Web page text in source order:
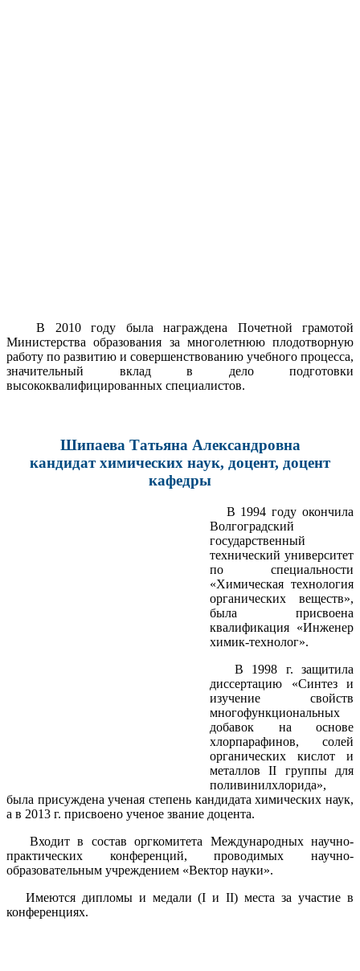
В 2010 году была награждена Почетной грамотой
Министерства образования за многолетнюю плодотворную
работу по развитию и совершенствованию учебного процесса,
значительный вклад в дело подготовки
высококвалифицированных специалистов.
Шипаева Татьяна Александровна
кандидат химических наук, доцент, доцент
кафедры
В 1994 году окончила
Волгоградский
государственный
технический университет
по специальности
«Химическая технология
органических веществ»,
была присвоена
квалификация «Инженер
химик-технолог».
В 1998 г. защитила
диссертацию «Синтез и
изучение свойств
многофункциональных
добавок на основе
хлорпарафинов, солей
органических кислот и
металлов II группы для
поливинилхлорида»,
была присуждена ученая степень кандидата химических наук,
а в 2013 г. присвоено ученое звание доцента.
Входит в состав оргкомитета Международных научно-
практических конференций, проводимых научно-
образовательным учреждением «Вектор науки».
Имеются дипломы и медали (I и II) места за участие в
конференциях.